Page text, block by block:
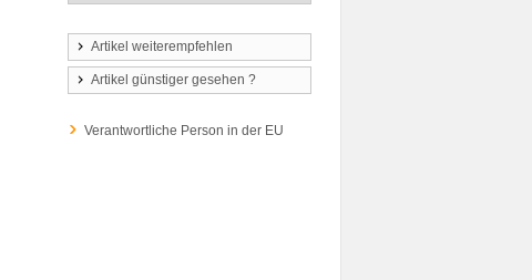
Artikel weiterempfehlen
Artikel günstiger gesehen ?
Verantwortliche Person in der EU